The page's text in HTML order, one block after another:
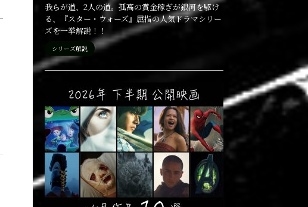
我らが道、2人の道。孤高の賞金稼ぎが銀河を駆け
る、『スター・ウォーズ』屈指の人気ドラマシリー
ズを一挙解説！！
シリーズ解説